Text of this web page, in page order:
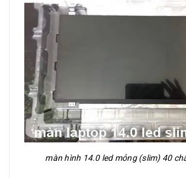
màn hình 14.0 led mỏng (slim) 40